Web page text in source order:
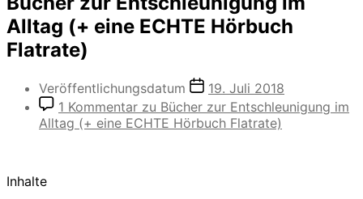
Alltag (+ eine ECHTE Hörbuch
Flatrate)
Veröffentlichungsdatum
19. Juli 2018
1 Kommentar zu Bücher zur Entschleunigung im
Alltag (+ eine ECHTE Hörbuch Flatrate)
Inhalte